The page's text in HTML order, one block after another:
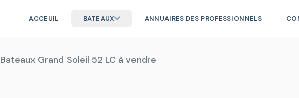
ACCEUIL BATEAUX ANNUAIRES DES PROFESSIONNELS
Bateaux Grand Soleil 52 LC à vendre